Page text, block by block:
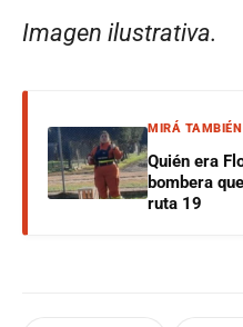
Imagen ilustrativa.
MIRÁ TAMBIÉN
Quién era
bombera
ruta 19